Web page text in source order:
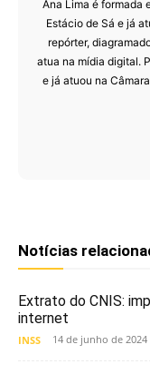
Ana Lima é formada
Estácio de Sá e já
repórter,
atua na mídia digital.
e já atuou na
Notícias
Extrato do CNIS:
internet
INSS 14 de junho de 2024